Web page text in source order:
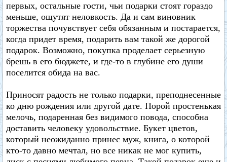
первых, остальные гости, чьи подарки стоят гораздо
меньше, ощутят неловкость. Да и сам виновник
торжества почувствует себя обязанным и постарается,
когда придет время, подарить вам такой же дорогой
подарок. Возможно, покупка проделает серьезную
брешь в его бюджете, и где-то в глубине его души
поселится обида на вас.
Приносят радость не только подарки, преподнесенные
ко дню рождения или другой дате. Порой простенькая
мелочь, подаренная без видимого повода, способна
доставить человеку удовольствие. Букет цветов,
который неожиданно принес муж, книга, о которой
кто-то давно мечтал, но все никак не мог купить,